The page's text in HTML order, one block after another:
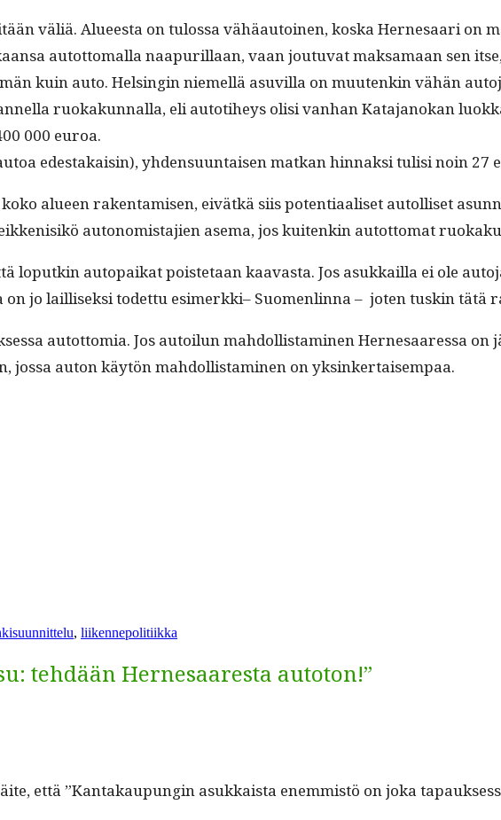
väliä. Alueesta on tulos­sa vähäau­toinen, kos­ka Her­ne­saari on
autot­toma­l­la naa­puril­laan, vaan joutu­vat mak­samaan sen
kuin auto. Helsin­gin niemel­lä asuvil­la on muutenkin vähän
ruokakun­nal­la, eli autoti­heys olisi van­han Kata­janokan
000 euroa.
edestakaisin), yhden­su­un­taisen matkan hin­naksi tulisi noin 27
alueen rak­en­tamisen, eivätkä siis poten­ti­aaliset autol­liset
auton­o­mis­ta­jien ase­ma, jos kuitenkin autot­tomat
lop­utkin autopaikat pois­te­taan kaavas­ta. Jos asukkail­la ei ole
jo lail­lisek­si todet­tu esimerk­ki– Suomen­lin­na – joten tuskin tätä
autot­to­mia. Jos autoilun mah­dol­lis­t­a­mi­nen Her­ne­saa­res­sa
jos­sa auton käytön mah­dol­lis­t­a­mi­nen on yksinkertaisempaa.
, liikennepolitiikka
tehdään Hernesaaresta autoton!”
että ”Kan­takaupun­gin asukkaista enem­mistö on joka